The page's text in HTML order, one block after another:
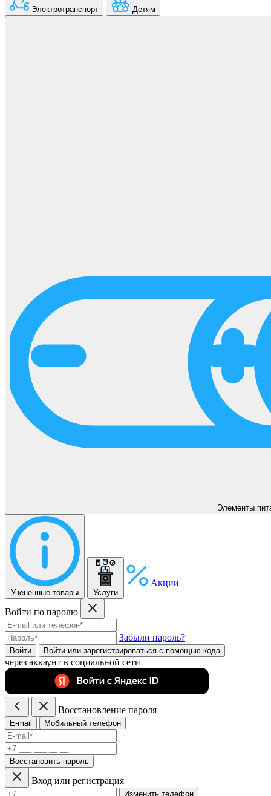
Электротранспорт Детям
Элементы
Уцененные товары Услуги
Акции
Войти по паролю
Забыли пароль?
Войти Войти или зарегистрироватьcя с помощью кода
через аккаунт в социальной сети
Восстановление пароля
E-mail Мобильный телефон
Восстановить пароль
Вход или регистрация
Изменить телефон